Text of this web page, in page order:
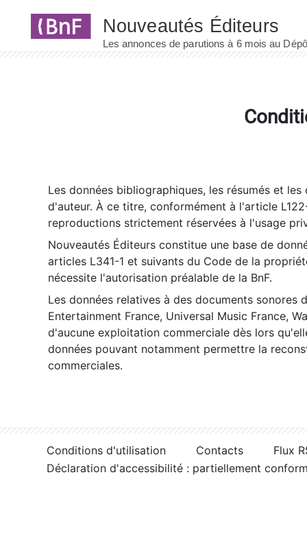
Les données bibliographiques, les résumés et
d'auteur. À ce titre, conformément à l'article
reproductions strictement réservées à l'usage
Nouveautés Éditeurs constitue une base de
articles L341-1 et suivants du Code de la
nécessite l'autorisation préalable de la BnF.
Les données relatives à des documents sonores
Entertainment France, Universal Music France,
d'aucune exploitation commerciale dès lors
données pouvant notamment permettre la
commerciales.
Conditions d'utilisation Contacts
Flux
Déclaration d'accessibilité : partiellement